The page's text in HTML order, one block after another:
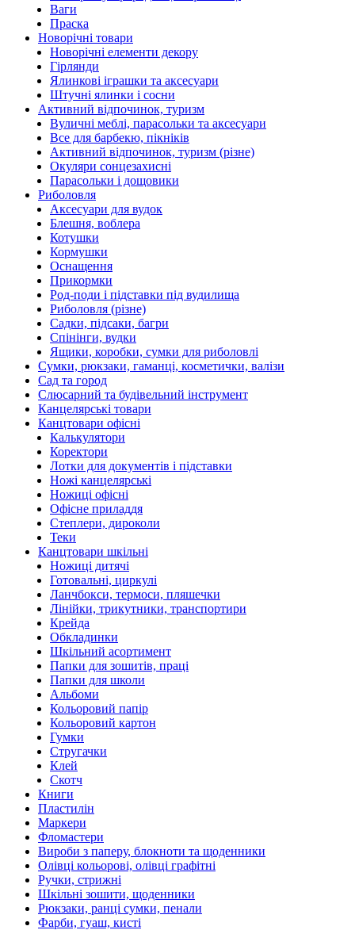
Ваги
Праска
Новорічні товари
Новорічні елементи декору
Гірлянди
Ялинкові іграшки та аксесуари
Штучні ялинки і сосни
Активний відпочинок, туризм
Вуличні меблі, парасольки та аксесуари
Все для барбекю, пікніків
Активний відпочинок, туризм (різне)
Окуляри сонцезахисні
Парасольки і дощовики
Риболовля
Аксесуари для вудок
Блешня, воблера
Котушки
Кормушки
Оснащення
Прикормки
Род-поди і підставки під вудилища
Риболовля (різне)
Садки, підсаки, багри
Спінінги, вудки
Ящики, коробки, сумки для риболовлі
Сумки, рюкзаки, гаманці, косметички, валізи
Сад та город
Слюсарний та будівельний інструмент
Канцелярські товари
Канцтовари офісні
Калькулятори
Коректори
Лотки для документів і підставки
Ножі канцелярські
Ножиці офісні
Офісне приладдя
Степлери, дироколи
Теки
Канцтовари шкільні
Ножиці дитячі
Готовальні, циркулі
Ланчбокси, термоси, пляшечки
Лінійки, трикутники, транспортири
Крейда
Обкладинки
Шкільний асортимент
Папки для зошитів, праці
Папки для школи
Альбоми
Кольоровий папір
Кольоровий картон
Гумки
Стругачки
Клей
Скотч
Книги
Пластилін
Маркери
Фломастери
Вироби з паперу, блокноти та щоденники
Олівці кольорові, олівці графітні
Ручки, стрижні
Шкільні зошити, щоденники
Рюкзаки, ранці сумки, пенали
Фарби, гуаш, кисті